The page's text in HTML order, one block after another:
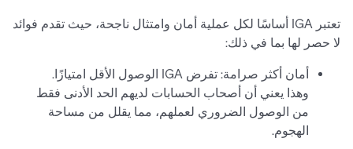
تعتبر IGA أساسًا لكل عملية أمان وامتثال ناجحة، حيث تقدم فوائد
لا حصر لها بما في ذلك:
أمان أكثر صرامة: تفرض IGA الوصول الأقل امتيازًا.
وهذا يعني أن أصحاب الحسابات لديهم الحد الأدنى فقط
من الوصول الضروري لعملهم، مما يقلل من مساحة
الهجوم.